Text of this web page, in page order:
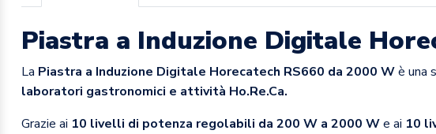
Piastra a Induzione Digitale
La Piastra a Induzione Digitale Horecatech RS660 da 2000 Wè una
laboratori gastronomici e attività Ho.Re.Ca.
Grazie ai 10 livelli di potenza regolabili da 200 W a 2000 We ai 10